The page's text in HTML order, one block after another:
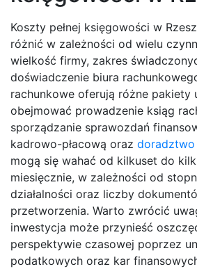
Koszty pełnej księgowości w
różnić w zależności od wielu
wielkość firmy, zakres
doświadczenie biura
rachunkowe oferują różne pakiety
obejmować prowadzenie ksiąg
sporządzanie sprawozdań
kadrowo-płacową oraz doradztwo
mogą się wahać od kilkuset do
miesięcznie, w zależności od
działalności oraz liczby
przetworzenia. Warto zwrócić
inwestycja może przynieść
perspektywie czasowej poprzez
podatkowych oraz kar